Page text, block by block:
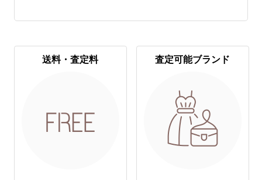
送料・査定料 査定可能ブランド